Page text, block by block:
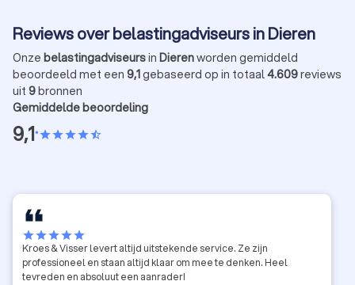
Reviews over belastingadviseurs in Dieren
Onze belastingadviseursin Dierenworden gemiddeld
beoordeeld met een 9,1gebaseerd op in totaal4.609reviews
uit 9bronnen
Gemiddelde beoordeling
9,1•starstarstarstarstar_half
starstarstarstarstar
Kroes & Visser levert altijd uitstekende service. Ze zijn
professioneel en staan altijd klaar om mee te denken. Heel
tevreden en absoluut een aanrader!